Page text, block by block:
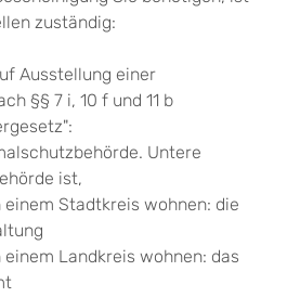
zuständig:
Ausstellung einer
§§ 7 i, 10 f und 11 b
Untere
ist,
einem Stadtkreis wohnen: die
einem Landkreis wohnen: das